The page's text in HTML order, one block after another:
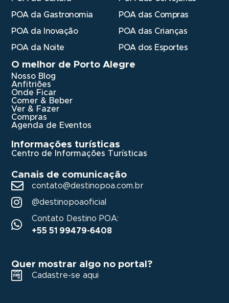
POA da Gastronomia
POA da Inovação
POA da Noite
POA das Compras
POA das Crianças
POA dos Esportes
O melhor de Porto Alegre
Nosso Blog
Anfitriões
Onde Ficar
Comer & Beber
Ver & Fazer
Compras
Agenda de Eventos
Informações turísticas
Centro de Informações Turísticas
Canais de comunicação
contato@destinopoa.com.br
@destinopoaoficial
Contato Destino POA:
+55 51 99479-6408
Quer mostrar algo no portal?
Cadastre-se aqui